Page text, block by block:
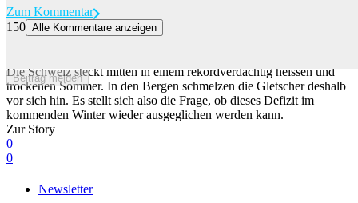
Beitrag melden
Zum Kommentar
150 Alle Kommentare anzeigen
Die Schweiz steckt mitten in einem rekordverdächtig heissen und
trockenen Sommer. In den Bergen schmelzen die Gletscher deshalb
vor sich hin. Es stellt sich also die Frage, ob dieses Defizit im
kommenden Winter wieder ausgeglichen werden kann.
Zur Story
0
0
Newsletter